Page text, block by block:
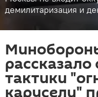
демилитаризация и
тактики